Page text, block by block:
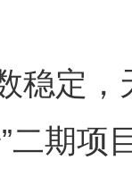
定，
二期